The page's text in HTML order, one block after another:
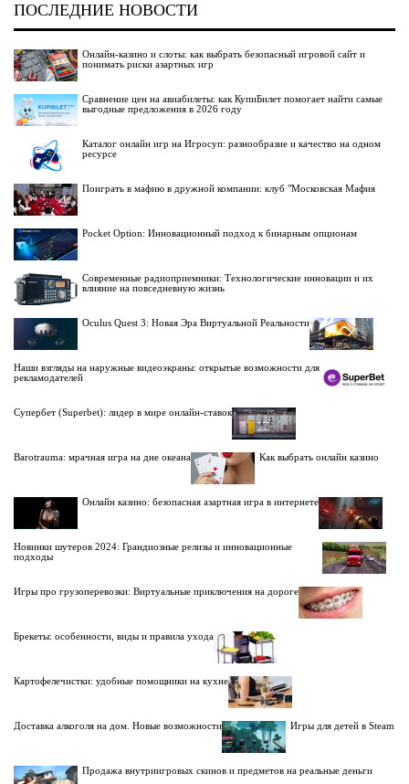
ПОСЛЕДНИЕ НОВОСТИ
Онлайн-казино и слоты: как выбрать безопасный игровой сайт и
понимать риски азартных игр
Сравнение цен на авиабилеты: как КупиБилет помогает найти самые
выгодные предложения в 2026 году
Каталог онлайн игр на Игросуп: разнообразие и качество на одном
ресурсе
Поиграть в мафию в дружной компании: клуб "Московская Мафия
Pocket Option: Инновационный подход к бинарным опционам
Современные радиоприемники: Технологические инновации и их
влияние на повседневную жизнь
Oculus Quest 3: Новая Эра Виртуальной Реальности
Наши взгляды на наружные видеоэкраны: открытые возможности для
рекламодателей
Супербет (Superbet): лидер в мире онлайн-ставок
Barotrauma: мрачная игра на дне океана Как выбрать онлайн казино
Онлайн казино: безопасная азартная игра в интернете
Новинки шутеров 2024: Грандиозные релизы и инновационные
подходы
Игры про грузоперевозки: Виртуальные приключения на дороге
Брекеты: особенности, виды и правила ухода
Картофелечистки: удобные помощники на кухне
Доставка алкоголя на дом. Новые возможности Игры для детей в Steam
Продажа внутриигровых скинов и предметов на реальные деньги